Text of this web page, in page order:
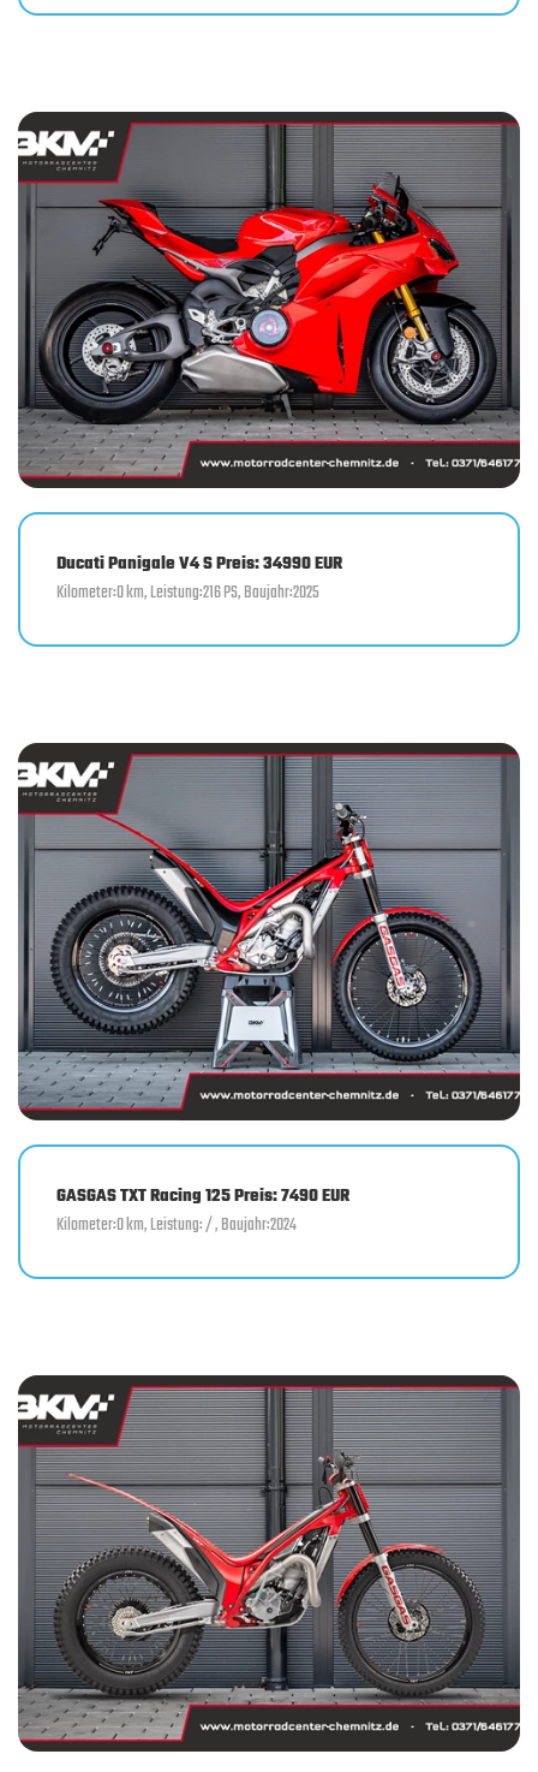
Ducati Panigale V4 S Preis: 34990 EUR
Kilometer:0 km, Leistung:216 PS, Baujahr:2025
GASGAS TXT Racing 125 Preis: 7490 EUR
Kilometer:0 km, Leistung: / , Baujahr:2024